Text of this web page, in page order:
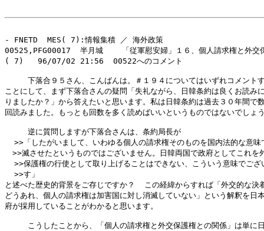
- FNETD  MES( 7):情報集積 ／ 海外政策
00525,PFG00017  半月城    「従軍慰安婦」１６、個人請求権と外交
( 7)   96/07/02 21:56  00522へのコメント
下落合９５さん、こんばんは。＃１９４についてはいずれコメント
ことにして、まず下落合さんの疑問「失礼ながら、日韓条約は良くお読み
りましたか？」から答えたいと思います。私は日韓条約は過去３０年間で
回読みました。もっとも回数を多く読めばいいというものではないでしょ
逆に質問しますが下落合さんは、条約局長が
>>「したがいまして、いわゆる個人の請求権そのものを国内法的な意味
>>滅させたというものではございません。日韓両国で政府としてこれを
>>保護権の行使として取り上げることはできない、こういう意味でござ
  >>す」
と述べた歴史的背景をご存じですか？  この経緯からすれば「外交的な決
どうあれ、個人の請求権は加害国に対し消滅していない」という解釈を日
府が採用していることがわかると思います。
こうしたことから、「個人の請求権と外交保護権との関係」は単に